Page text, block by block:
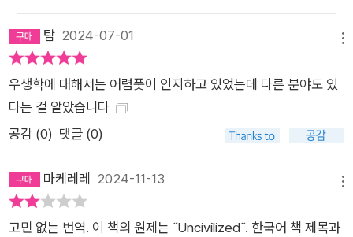
탐 2024-07-01
우생학에 대해서는 어렴풋이 인지하고 있었는데 다른 분야도 있
다는 걸 알았습니다
공감 (0) 댓글 (0)
마케레레 2024-11-13
고민 없는 번역. 이 책의 원제는 ˝Uncivilized˝. 한국어 책 제목과